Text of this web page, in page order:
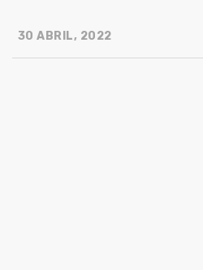
30 ABRIL, 2022